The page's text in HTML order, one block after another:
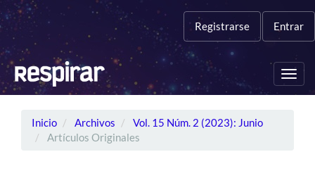
Navegación
principal
Contenido
principal
Barra
lateral
Registrarse Entrar
Inicio Archivos
Vol. 15 Núm. 2 (2023): Junio
Artículos Originales